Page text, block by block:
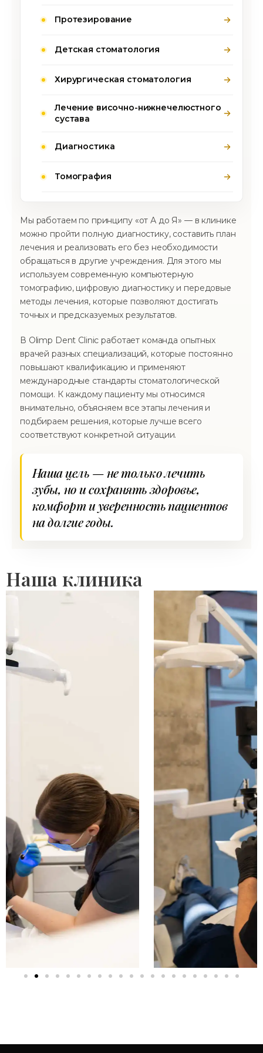
Протезирование
Детская стоматология
Хирургическая стоматология
Лечение височно-нижнечелюстного
сустава
Диагностика
Томография
Мы работаем по принципу «от А до Я» — в клинике
можно пройти полную диагностику, составить план
лечения и реализовать его без необходимости
обращаться в другие учреждения. Для этого мы
используем современную компьютерную
томографию, цифровую диагностику и передовые
методы лечения, которые позволяют достигать
точных и предсказуемых результатов.
В Olimp Dent Clinic работает команда опытных
врачей разных специализаций, которые постоянно
повышают квалификацию и применяют
международные стандарты стоматологической
помощи. К каждому пациенту мы относимся
внимательно, объясняем все этапы лечения и
подбираем решения, которые лучше всего
соответствуют конкретной ситуации.
Наша цель — не только лечить
зубы, но и сохранять здоровье,
комфорт и уверенность пациентов
на долгие годы.
Наша клиника